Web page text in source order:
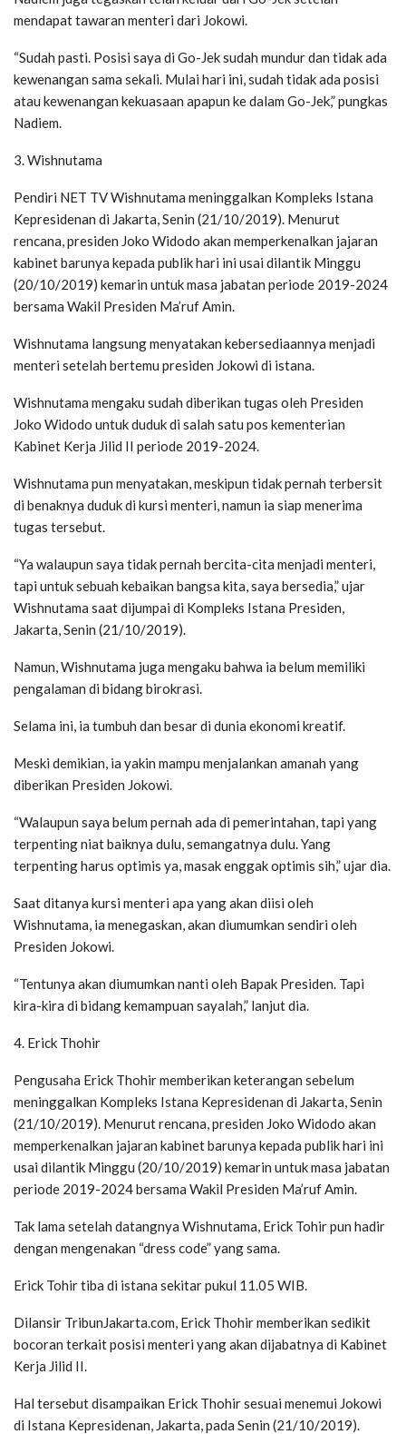
mendapat tawaran menteri dari Jokowi.
“Sudah pasti. Posisi saya di Go-Jek sudah mundur dan tidak ada
kewenangan sama sekali. Mulai hari ini, sudah tidak ada posisi
atau kewenangan kekuasaan apapun ke dalam Go-Jek,” pungkas
Nadiem.
3. Wishnutama
Pendiri NET TV Wishnutama meninggalkan Kompleks Istana
Kepresidenan di Jakarta, Senin (21/10/2019). Menurut
rencana, presiden Joko Widodo akan memperkenalkan jajaran
kabinet barunya kepada publik hari ini usai dilantik Minggu
(20/10/2019) kemarin untuk masa jabatan periode 2019-2024
bersama Wakil Presiden Ma’ruf Amin.
Wishnutama langsung menyatakan kebersediaannya menjadi
menteri setelah bertemu presiden Jokowi di istana.
Wishnutama mengaku sudah diberikan tugas oleh Presiden
Joko Widodo untuk duduk di salah satu pos kementerian
Kabinet Kerja Jilid II periode 2019-2024.
Wishnutama pun menyatakan, meskipun tidak pernah terbersit
di benaknya duduk di kursi menteri, namun ia siap menerima
tugas tersebut.
“Ya walaupun saya tidak pernah bercita-cita menjadi menteri,
tapi untuk sebuah kebaikan bangsa kita, saya bersedia,” ujar
Wishnutama saat dijumpai di Kompleks Istana Presiden,
Jakarta, Senin (21/10/2019).
Namun, Wishnutama juga mengaku bahwa ia belum memiliki
pengalaman di bidang birokrasi.
Selama ini, ia tumbuh dan besar di dunia ekonomi kreatif.
Meski demikian, ia yakin mampu menjalankan amanah yang
diberikan Presiden Jokowi.
“Walaupun saya belum pernah ada di pemerintahan, tapi yang
terpenting niat baiknya dulu, semangatnya dulu. Yang
terpenting harus optimis ya, masak enggak optimis sih,” ujar dia.
Saat ditanya kursi menteri apa yang akan diisi oleh
Wishnutama, ia menegaskan, akan diumumkan sendiri oleh
Presiden Jokowi.
“Tentunya akan diumumkan nanti oleh Bapak Presiden. Tapi
kira-kira di bidang kemampuan sayalah,” lanjut dia.
4. Erick Thohir
Pengusaha Erick Thohir memberikan keterangan sebelum
meninggalkan Kompleks Istana Kepresidenan di Jakarta, Senin
(21/10/2019). Menurut rencana, presiden Joko Widodo akan
memperkenalkan jajaran kabinet barunya kepada publik hari ini
usai dilantik Minggu (20/10/2019) kemarin untuk masa jabatan
periode 2019-2024 bersama Wakil Presiden Ma’ruf Amin.
Tak lama setelah datangnya Wishnutama, Erick Tohir pun hadir
dengan mengenakan “dress code” yang sama.
Erick Tohir tiba di istana sekitar pukul 11.05 WIB.
Dilansir TribunJakarta.com, Erick Thohir memberikan sedikit
bocoran terkait posisi menteri yang akan dijabatnya di Kabinet
Kerja Jilid II.
Hal tersebut disampaikan Erick Thohir sesuai menemui Jokowi
di Istana Kepresidenan, Jakarta, pada Senin (21/10/2019).